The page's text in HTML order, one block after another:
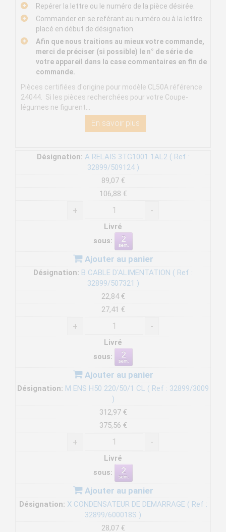
Repérer la lettre ou le numéro de la pièce désirée.
Commander en se reférant au numéro ou à la lettre
placé en début de désignation.
Afin que nous traitions au mieux votre commande,
merci de préciser (si possible) le n° de série de
votre appareil dans la case commentaires en fin de
commande.
Pièces certifiées d'origine pour modèle CL50A référence
24044. Si les pièces recherchées pour votre Coupe-
légumes ne figurent...
En savoir plus
Désignation: A RELAIS 3TG1001 1AL2 ( Ref :
32899/509124 )
89,07 €
106,88 €
+ -
Livré
sous:
Ajouter au panier
Désignation: B CABLE D'ALIMENTATION ( Ref :
32899/507321 )
22,84 €
27,41 €
+ -
Livré
sous:
Ajouter au panier
Désignation: M ENS H50 220/50/1 CL ( Ref : 32899/3009
)
312,97 €
375,56 €
+ -
Livré
sous:
Ajouter au panier
Désignation: X CONDENSATEUR DE DEMARRAGE ( Ref :
32899/600018S )
28,07 €